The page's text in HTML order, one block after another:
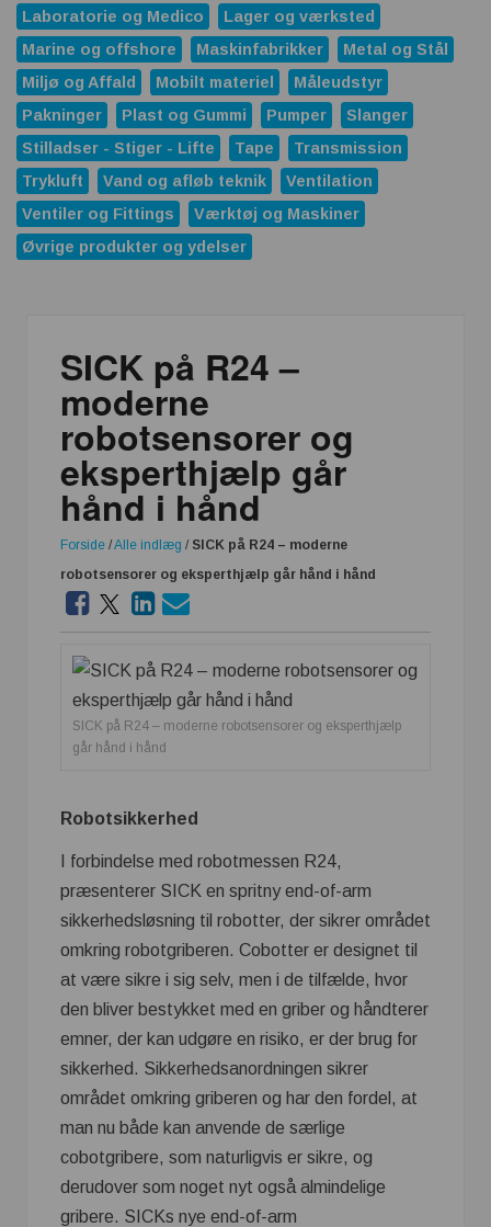
Laboratorie og Medico
Lager og værksted
Marine og offshore
Maskinfabrikker
Metal og Stål
Miljø og Affald
Mobilt materiel
Måleudstyr
Pakninger
Plast og Gummi Pumper
Slanger
Stilladser - Stiger - Lifte
Tape
Transmission
Trykluft
Vand og afløb teknik
Ventilation
Ventiler og Fittings
Værktøj og Maskiner
Øvrige produkter og ydelser
SICK på R24 –
moderne
robotsensorer og
eksperthjælp går
hånd i hånd
Forside /Alle indlæg / SICK på R24 – moderne
robotsensorer og eksperthjælp går hånd i hånd
SICK på R24 – moderne robotsensorer og eksperthjælp
går hånd i hånd
Robotsikkerhed
I forbindelse med robotmessen R24,
præsenterer SICK en spritny end-of-arm
sikkerhedsløsning til robotter, der sikrer området
omkring robotgriberen. Cobotter er designet til
at være sikre i sig selv, men i de tilfælde, hvor
den bliver bestykket med en griber og håndterer
emner, der kan udgøre en risiko, er der brug for
sikkerhed. Sikkerhedsanordningen sikrer
området omkring griberen og har den fordel, at
man nu både kan anvende de særlige
cobotgribere, som naturligvis er sikre, og
derudover som noget nyt også almindelige
gribere. SICKs nye end-of-arm